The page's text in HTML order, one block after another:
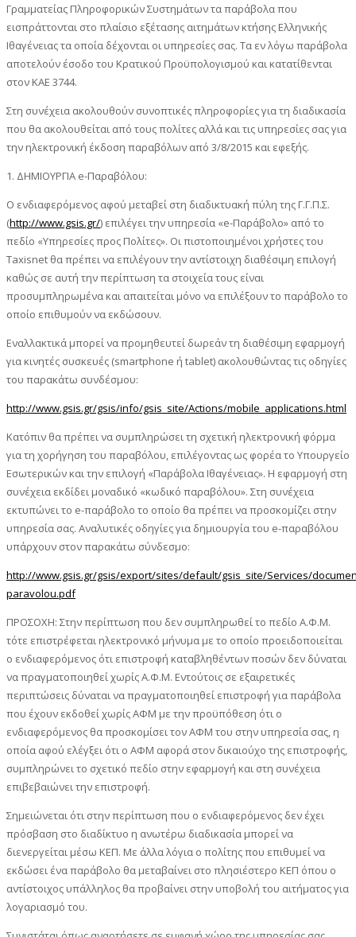
Γραμματείας Πληροφορικών Συστημάτων τα παράβολα που
εισπράττονται στο πλαίσιο εξέτασης αιτημάτων κτήσης Ελληνικής
Ιθαγένειας τα οποία δέχονται οι υπηρεσίες σας. Τα εν λόγω παράβολα
αποτελούν έσοδο του Κρατικού Προϋπολογισμού και κατατίθενται
στον ΚΑΕ 3744.
Στη συνέχεια ακολουθούν συνοπτικές πληροφορίες για τη διαδικασία
που θα ακολουθείται από τους πολίτες αλλά και τις υπηρεσίες σας για
την ηλεκτρονική έκδοση παραβόλων από 3/8/2015 και εφεξής.
1. ΔΗΜΙΟΥΡΓΙΑ e-Παραβόλου:
Ο ενδιαφερόμενος αφού μεταβεί στη διαδικτυακή πύλη της Γ.Γ.Π.Σ.
(http://www.gsis.gr/) επιλέγει την υπηρεσία «e-Παράβολο» από το
πεδίο «Υπηρεσίες προς Πολίτες». Οι πιστοποιημένοι χρήστες του
Taxisnet θα πρέπει να επιλέγουν την αντίστοιχη διαθέσιμη επιλογή
καθώς σε αυτή την περίπτωση τα στοιχεία τους είναι
προσυμπληρωμένα και απαιτείται μόνο να επιλέξουν το παράβολο το
οποίο επιθυμούν να εκδώσουν.
Εναλλακτικά μπορεί να προμηθευτεί δωρεάν τη διαθέσιμη εφαρμογή
για κινητές συσκευές (smartphone ή tablet) ακολουθώντας τις οδηγίες
του παρακάτω συνδέσμου:
http://www.gsis.gr/gsis/info/gsis_site/Actions/mobile_applications.html
Κατόπιν θα πρέπει να συμπληρώσει τη σχετική ηλεκτρονική φόρμα
για τη χορήγηση του παραβόλου, επιλέγοντας ως φορέα το Υπουργείο
Εσωτερικών και την επιλογή «Παράβολα Ιθαγένειας». Η εφαρμογή στη
συνέχεια εκδίδει μοναδικό «κωδικό παραβόλου». Στη συνέχεια
εκτυπώνει το e-παράβολο το οποίο θα πρέπει να προσκομίζει στην
υπηρεσία σας. Αναλυτικές οδηγίες για δημιουργία του e-παραβόλου
υπάρχουν στον παρακάτω σύνδεσμο:
http://www.gsis.gr/gsis/export/sites/default/gsis_site/Services/
paravolou.pdf
ΠΡΟΣΟΧΗ: Στην περίπτωση που δεν συμπληρωθεί το πεδίο Α.Φ.Μ.
τότε επιστρέφεται ηλεκτρονικό μήνυμα με το οποίο προειδοποιείται
ο ενδιαφερόμενος ότι επιστροφή καταβληθέντων ποσών δεν δύναται
να πραγματοποιηθεί χωρίς Α.Φ.Μ. Εντούτοις σε εξαιρετικές
περιπτώσεις δύναται να πραγματοποιηθεί επιστροφή για παράβολα
που έχουν εκδοθεί χωρίς ΑΦΜ με την προϋπόθεση ότι ο
ενδιαφερόμενος θα προσκομίσει τον ΑΦΜ του στην υπηρεσία σας, η
οποία αφού ελέγξει ότι ο ΑΦΜ αφορά στον δικαιούχο της επιστροφής,
συμπληρώνει το σχετικό πεδίο στην εφαρμογή και στη συνέχεια
επιβεβαιώνει την επιστροφή.
Σημειώνεται ότι στην περίπτωση που ο ενδιαφερόμενος δεν έχει
πρόσβαση στο διαδίκτυο η ανωτέρω διαδικασία μπορεί να
διενεργείται μέσω ΚΕΠ. Με άλλα λόγια ο πολίτης που επιθυμεί να
εκδώσει ένα παράβολο θα μεταβαίνει στο πλησιέστερο ΚΕΠ όπου ο
αντίστοιχος υπάλληλος θα προβαίνει στην υποβολή του αιτήματος για
λογαριασμό του.